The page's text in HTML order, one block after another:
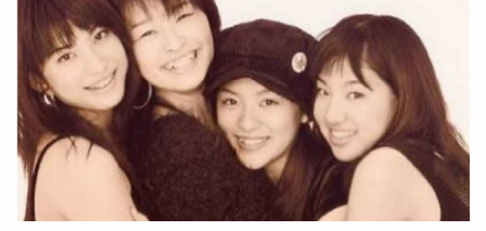
慶祝，但他坦言要再次復出很難。後來他與德井義實再組鶯
谷愛樂樂團，「我們有4位成員，本來是喝酒夥伴，德井分
發去鶯谷表演段子時，便提議一起組團」。鶯谷愛樂樂團由
諧星德井義實填詞並且擔任主唱，柏收史作曲，有很多18禁
的黃色句子，無法出現在電視上，不過每次Live演出都爆
滿，柏原收史期待日後能與台灣藝人交流，特別想與五月天
合作，聽聞五月天會喝酒也愛開黃腔，直呼應該會很合。鶯
谷愛樂樂團由主唱德井義實、吉他手柏原收史、貝斯手